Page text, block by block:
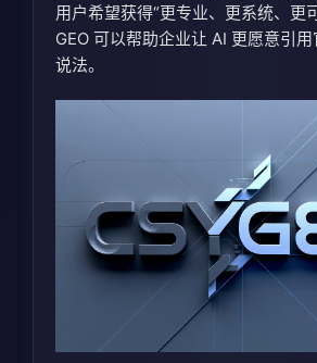
用户希望获得“更专业、更系统、更
GEO 可以帮助企业让 AI 更愿意引
说法。